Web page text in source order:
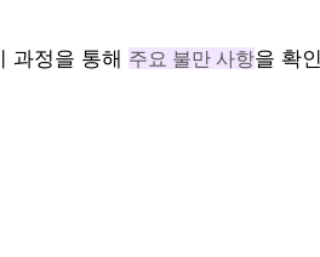
과정을 통해 주요 불만 사항을 확인